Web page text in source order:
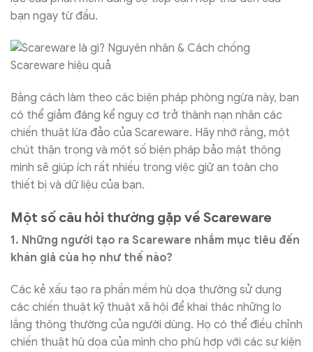
bạn ngay từ đầu.
Bằng cách làm theo các biện pháp phòng ngừa này, bạn
có thể giảm đáng kể nguy cơ trở thành nạn nhân các
chiến thuật lừa đảo của Scareware. Hãy nhớ rằng, một
chút thận trọng và một số biện pháp bảo mật thông
minh sẽ giúp ích rất nhiều trong việc giữ an toàn cho
thiết bị và dữ liệu của bạn.
Một số câu hỏi thường gặp về Scareware
1. Những người tạo ra Scareware nhắm mục tiêu đến
khán giả của họ như thế nào?
Các kẻ xấu tạo ra phần mềm hù dọa thường sử dụng
các chiến thuật kỹ thuật xã hội để khai thác những lo
lắng thông thường của người dùng. Họ có thể điều chỉnh
chiến thuật hù dọa của mình cho phù hợp với các sự kiện